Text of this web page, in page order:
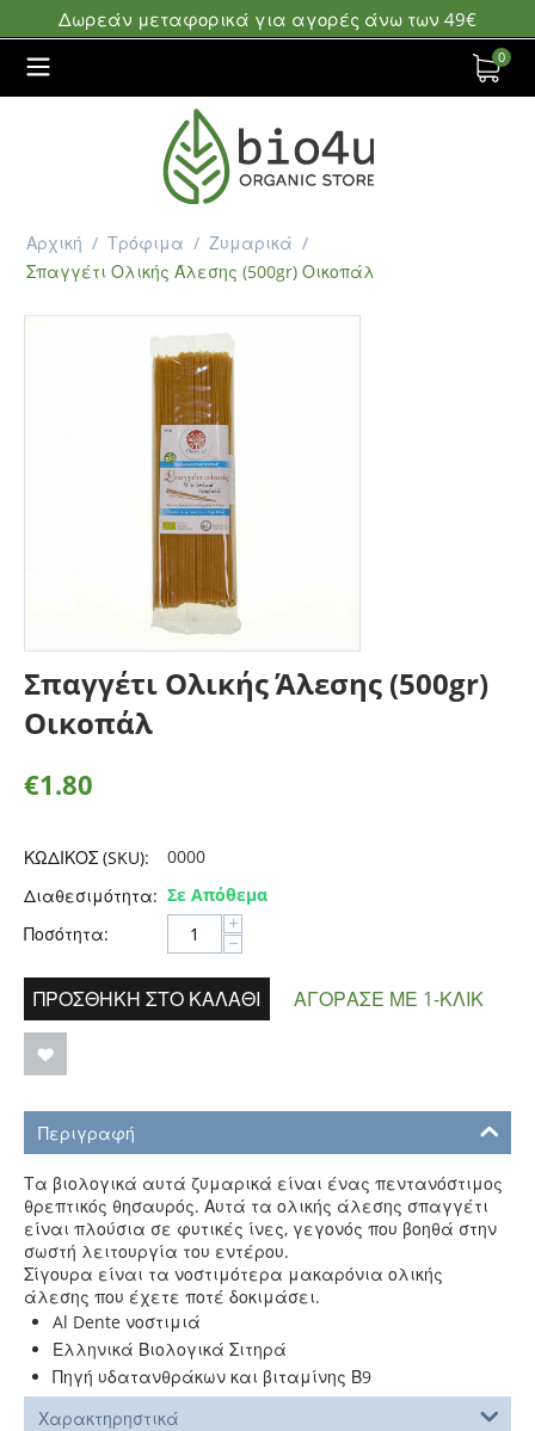
Δωρεάν μεταφορικά για αγορές άνω των 49€
0
Αρχική / Τρόφιμα / Ζυμαρικά /
Σπαγγέτι Ολικής Άλεσης (500gr) Οικοπάλ
Σπαγγέτι Ολικής Άλεσης (500gr)
Οικοπάλ
€1.80
ΚΩΔΙΚΟΣ (SKU):
0000
Διαθεσιμότητα: Σε Απόθεμα
Ποσότητα:
+
−
ΠΡΟΣΘΉΚΗ ΣΤΟ ΚΑΛΆΘΙ ΑΓΌΡΑΣΕ ΜΕ 1-ΚΛΙΚ
Περιγραφή
Τα βιολογικά αυτά ζυμαρικά είναι ένας πεντανόστιμος
θρεπτικός θησαυρός. Αυτά τα ολικής άλεσης σπαγγέτι
είναι πλούσια σε φυτικές ίνες, γεγονός που βοηθά στην
σωστή λειτουργία του εντέρου.
Σίγουρα είναι τα νοστιμότερα μακαρόνια ολικής
άλεσης που έχετε ποτέ δοκιμάσει.
Al Dente νοστιμιά
Ελληνικά Βιολογικά Σιτηρά
Πηγή υδατανθράκων και βιταμίνης Β9
Χαρακτηρηστικά